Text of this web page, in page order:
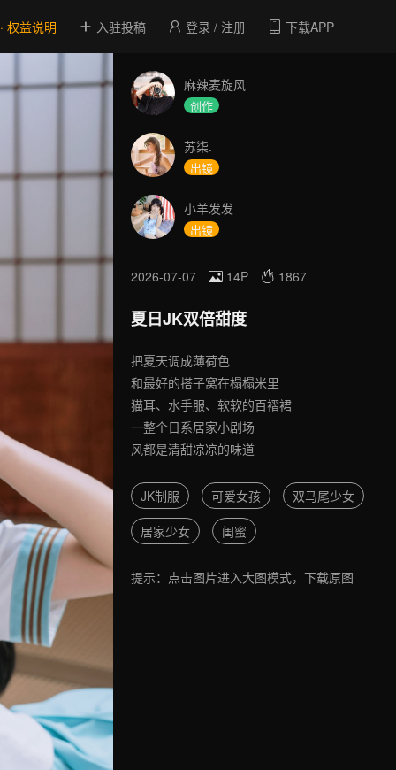
权益说明 入驻投稿 登录 / 注册 下载APP
麻辣麦旋风
创作
苏柒.
出镜
小羊发发
出镜
2026-07-07 14P 1867
夏日JK双倍甜度
把夏天调成薄荷色
和最好的搭子窝在榻榻米里
猫耳、水手服、软软的百褶裙
一整个日系居家小剧场
风都是清甜凉凉的味道
JK制服 可爱女孩
双马尾少女
居家少女
闺蜜
提示：点击图片进入大图模式，下载原图